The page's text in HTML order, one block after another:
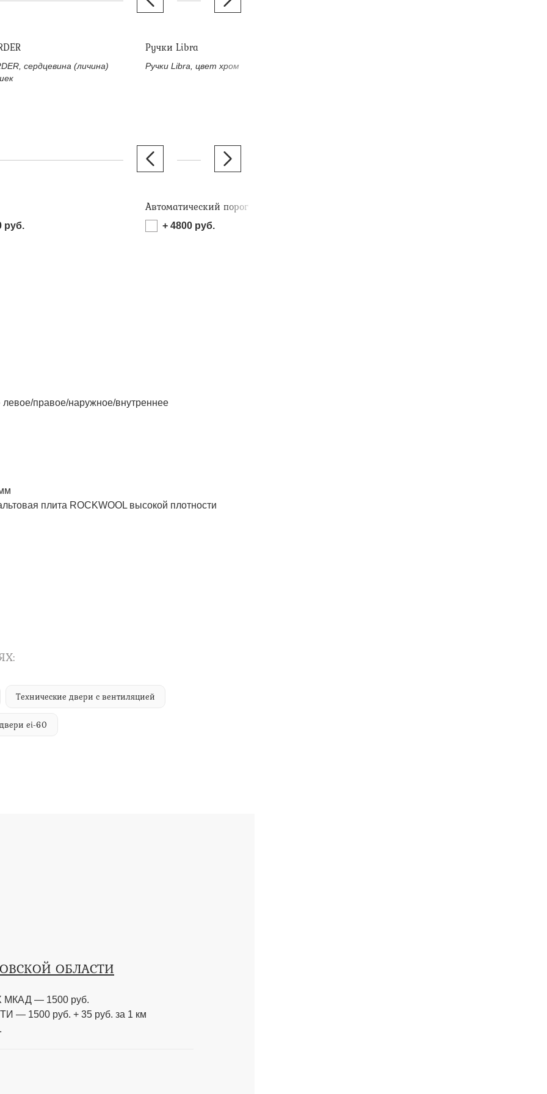
сердцевина (личина)
Ручки Libra
Ручки Libra, цвет хром
руб.
Автоматический порог
+ 4800 руб.
правое/наружное/внутреннее
плита ROCKWOOL высокой плотности
Технические двери с вентиляцией
ei-60
ОБЛАСТИ
— 1500 руб.
1500 руб. + 35 руб. за 1 км